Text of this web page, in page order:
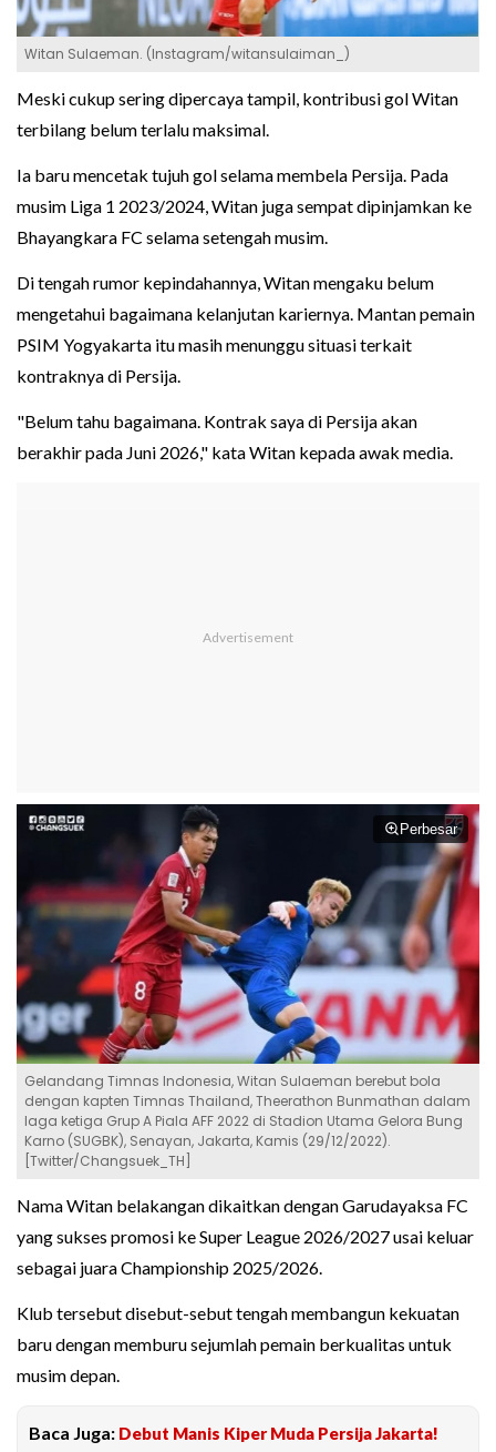
Witan Sulaeman. (Instagram/witansulaiman_)
Meski cukup sering dipercaya tampil, kontribusi gol Witan
terbilang belum terlalu maksimal.
Ia baru mencetak tujuh gol selama membela Persija. Pada
musim Liga 1 2023/2024, Witan juga sempat dipinjamkan ke
Bhayangkara FC selama setengah musim.
Di tengah rumor kepindahannya, Witan mengaku belum
mengetahui bagaimana kelanjutan kariernya. Mantan pemain
PSIM Yogyakarta itu masih menunggu situasi terkait
kontraknya di Persija.
"Belum tahu bagaimana. Kontrak saya di Persija akan
berakhir pada Juni 2026," kata Witan kepada awak media.
Perbesar
Gelandang Timnas Indonesia, Witan Sulaeman berebut bola
dengan kapten Timnas Thailand, Theerathon Bunmathan dalam
laga ketiga Grup A Piala AFF 2022 di Stadion Utama Gelora Bung
Karno (SUGBK), Senayan, Jakarta, Kamis (29/12/2022).
[Twitter/Changsuek_TH]
Nama Witan belakangan dikaitkan dengan Garudayaksa FC
yang sukses promosi ke Super League 2026/2027 usai keluar
sebagai juara Championship 2025/2026.
Klub tersebut disebut-sebut tengah membangun kekuatan
baru dengan memburu sejumlah pemain berkualitas untuk
musim depan.
Baca Juga: Debut Manis Kiper Muda Persija Jakarta!